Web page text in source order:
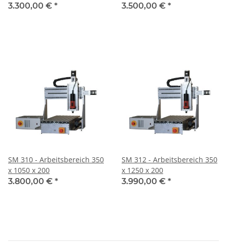
3.300,00 € *
3.500,00 € *
SM 310 - Arbeitsbereich 350
x 1050 x 200
3.800,00 € *
SM 312 - Arbeitsbereich 350
x 1250 x 200
3.990,00 € *